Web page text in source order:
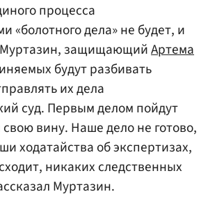
процесса
«болотного дела» не будет, и
защищающийАртема
будут разбивать
их дела
суд. Первым делом пойдут
вину. Наше дело не готово,
ходатайства об экспертизах,
никаких следственных
Муртазин.